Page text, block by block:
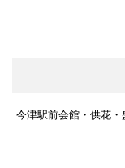
今津駅前会館・供花